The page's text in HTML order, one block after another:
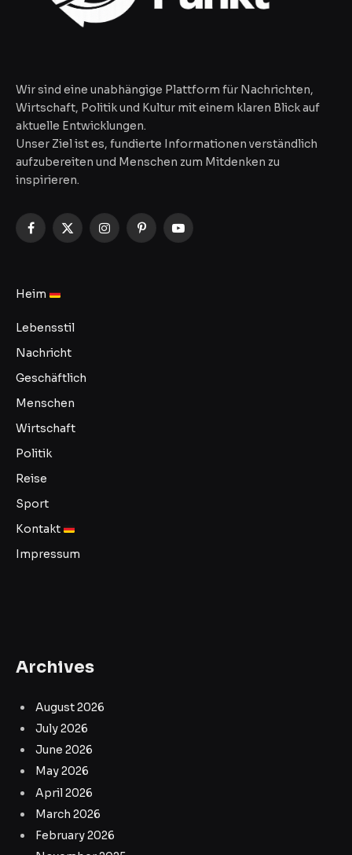
Wir sind eine unabhängige Plattform für Nachrichten,
Wirtschaft, Politik und Kultur mit einem klaren Blick auf
aktuelle Entwicklungen.
Unser Ziel ist es, fundierte Informationen verständlich
aufzubereiten und Menschen zum Mitdenken zu
inspirieren.
Facebook
X
InstagramPinterestYouTube
Heim
Lebensstil
Nachricht
Geschäftlich
Menschen
Wirtschaft
Politik
Reise
Sport
Kontakt
Impressum
Archives
August 2026
July 2026
June 2026
May 2026
April 2026
March 2026
February 2026